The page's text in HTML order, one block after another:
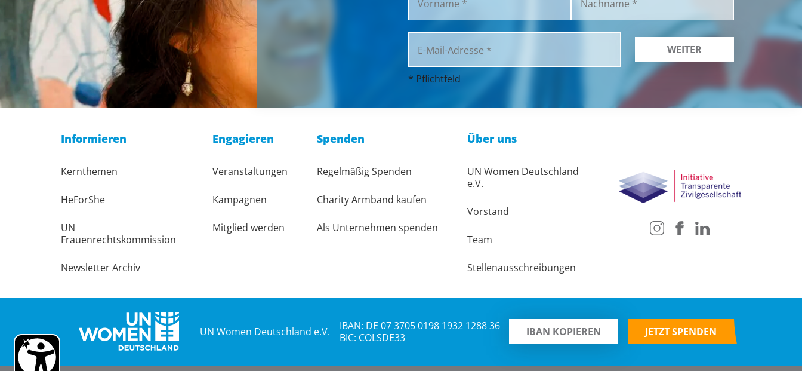
* Pflichtfeld
Informieren
Kernthemen
HeForShe
UN
Frauenrechtskommission
Newsletter Archiv
Engagieren
Veranstaltungen
Kampagnen
Mitglied werden
Spenden
Regelmäßig Spenden
Charity Armband kaufen
Als Unternehmen spenden
Über uns
UN Women Deutschland
e.V.
Vorstand
Team
Stellenausschreibungen
UN Women Deutschland e.V.
IBAN: DE 07 3705 0198 1932 1288 36
BIC: COLSDE33
IBAN KOPIEREN JETZT SPENDEN